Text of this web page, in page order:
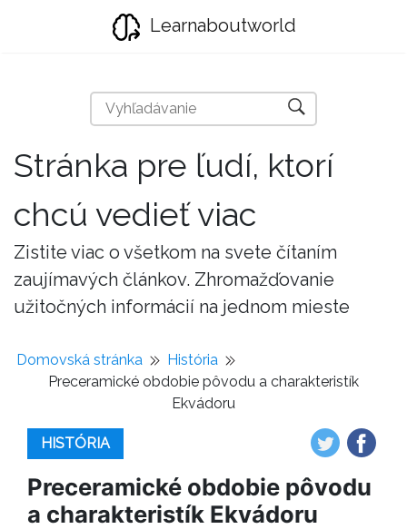
Learnaboutworld
Stránka pre ľudí, ktorí
chcú vedieť viac
Zistite viac o všetkom na svete čítaním
zaujímavých článkov. Zhromažďovanie
užitočných informácií na jednom mieste
Domovská stránka
História
Preceramické obdobie pôvodu a charakteristík
Ekvádoru
HISTÓRIA
Preceramické obdobie pôvodu
a charakteristík Ekvádoru